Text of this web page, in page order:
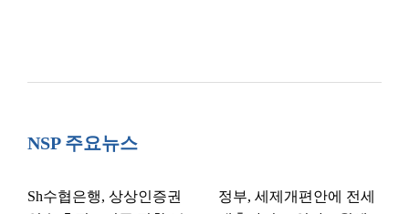
NSP 주요뉴스
Sh수협은행, 상상인증권
정부, 세제개편안에 전세